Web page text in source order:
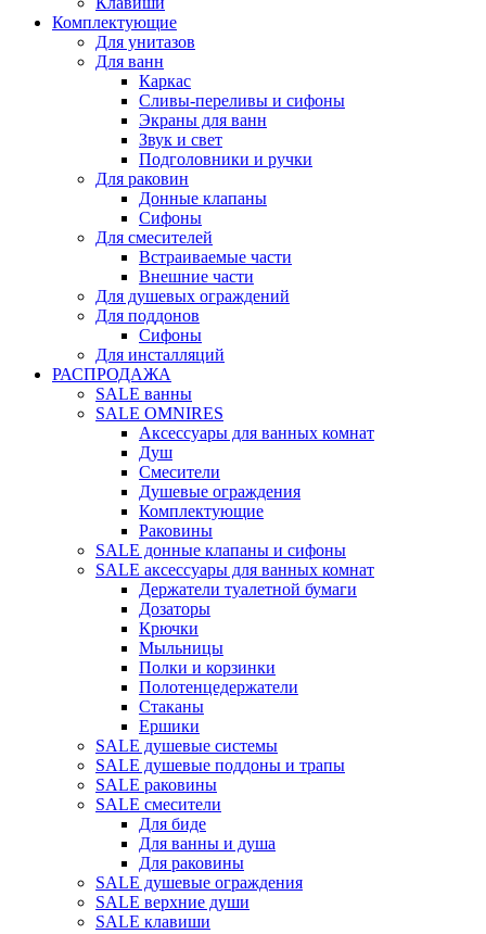
Комплектующие
Для унитазов
Для ванн
Каркас
Сливы-переливы и сифоны
Экраны для ванн
Звук и свет
Подголовники и ручки
Для раковин
Донные клапаны
Сифоны
Для смесителей
Встраиваемые части
Внешние части
Для душевых ограждений
Для поддонов
Сифоны
Для инсталляций
РАСПРОДАЖА
SALE ванны
SALE OMNIRES
Аксессуары для ванных комнат
Душ
Смесители
Душевые ограждения
Комплектующие
Раковины
SALE донные клапаны и сифоны
SALE аксессуары для ванных комнат
Держатели туалетной бумаги
Дозаторы
Крючки
Мыльницы
Полки и корзинки
Полотенцедержатели
Стаканы
Ершики
SALE душевые системы
SALE душевые поддоны и трапы
SALE раковины
SALE смесители
Для биде
Для ванны и душа
Для раковины
SALE душевые ограждения
SALE верхние души
SALE клавиши